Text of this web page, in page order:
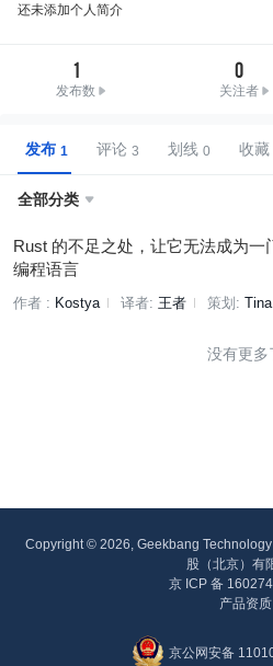
还未添加个人简介
1
发布数
0
关注者
发布 评论 划线 收藏
全部分类 
Rust 的不足之处，让它无法成为一
编程语言
作者 : Kostya 译者: 王者 策划: Tina
没有更多
Copyright © 2026, Geekbang
股（北京）有
京 ICP 备
产品资质
京公网安备